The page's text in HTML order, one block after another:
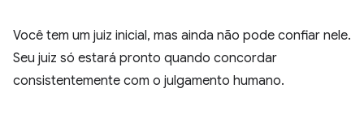
Você tem um juiz inicial, mas ainda não pode confiar nele.
Seu juiz só estará pronto quando concordar
consistentemente com o julgamento humano.